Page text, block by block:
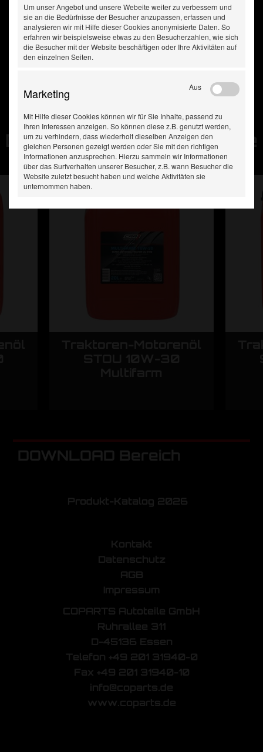
Diese Produkte haben Sie
zuletzt gesehen:
DOWNLOAD Bereich
Produkt-Katalog 2026
Kontakt
Datenschutz
AGB
Impressum
COPARTS Autoteile GmbH
Ruhrallee 311
D-45136 Essen
Telefon +49 201 31940-0
Fax +49 201 31940-10
info@coparts.de
www.coparts.de
Um unser Angebot und unsere Webeite weiter zu verbessern und
sie an die Bedürfnisse der Besucher anzupassen, erfassen und
analysieren wir mit Hilfe dieser Cookies anonymisierte Daten. So
erfahren wir beispielsweise etwas zu den Besucherzahlen, wie sich
die Besucher mit der Website beschäftigen oder Ihre Aktivitäten auf
den einzelnen Seiten.
Marketing Aus
Mit Hilfe dieser Cookies können wir für Sie Inhalte, passend zu
Ihren Interessen anzeigen. So können diese z.B. genutzt werden,
um zu verhindern, dass wiederholt dieselben Anzeigen den
gleichen Personen gezeigt werden oder Sie mit den richtigen
Informationen anzusprechen. Hierzu sammeln wir Informationen
über das Surfverhalten unserer Besucher, z.B. wann Besucher die
Website zuletzt besucht haben und welche Aktivitäten sie
unternommen haben.